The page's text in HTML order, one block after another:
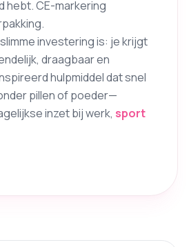
hebt. CE-markering
investering is: je krijgt
draagbaar en
hulpmiddel dat snel
pillen of poeder—
inzet bij werk, sport